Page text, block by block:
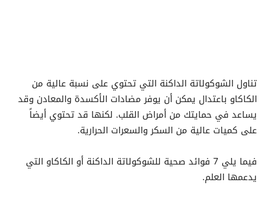
تناول الشوكولاتة الداكنة التي تحتوي على نسبة عالية من
الكاكاو باعتدال يمكن أن يوفر مضادات الأكسدة والمعادن وقد
يساعد في حمايتك من أمراض القلب. لكنها قد تحتوي أيضاً
على كميات عالية من السكر والسعرات الحرارية.
فيما يلي 7 فوائد صحية للشوكولاتة الداكنة أو الكاكاو التي
يدعمها العلم.